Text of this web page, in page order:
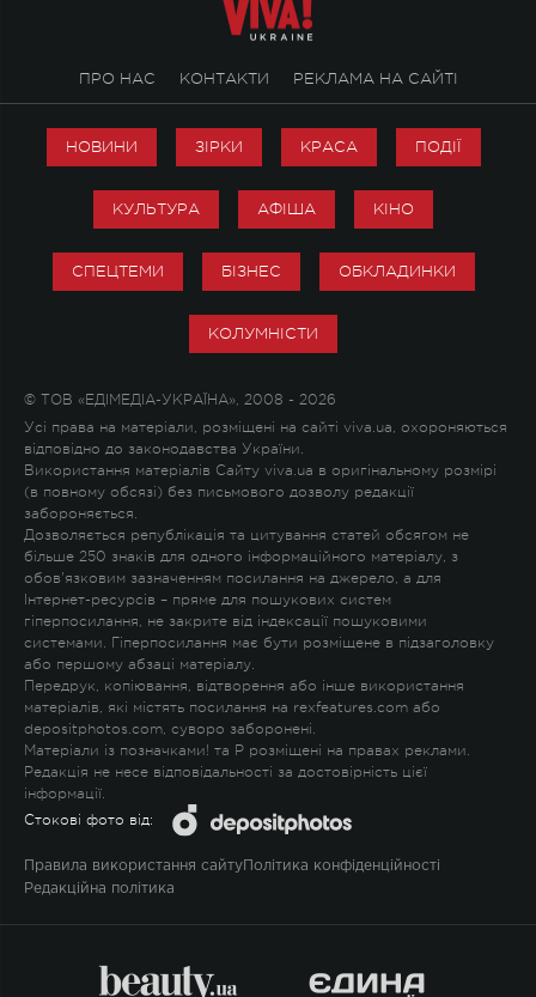
ПРО НАС КОНТАКТИ РЕКЛАМА НА САЙТІ
НОВИНИ ЗІРКИ КРАСА ПОДІЇ
КУЛЬТУРА АФІША КІНО
СПЕЦТЕМИ БІЗНЕС ОБКЛАДИНКИ
КОЛУМНІСТИ
© ТОВ «ЕДІМЕДІА-УКРАЇНА», 2008 - 2026
Усі права на матеріали, розміщені на сайті viva.ua, охороняються
відповідно до законодавства України.
Використання матеріалів Сайту viva.ua в оригінальному розмірі
(в повному обсязі) без письмового дозволу редакції
забороняється.
Дозволяється републікація та цитування статей обсягом не
більше 250 знаків для одного інформаційного матеріалу, з
обов'язковим зазначенням посилання на джерело, а для
Інтернет-ресурсів – пряме для пошукових систем
гіперпосилання, не закрите від індексації пошуковими
системами. Гіперпосилання має бути розміщене в підзаголовку
або першому абзаці матеріалу.
Передрук, копіювання, відтворення або інше використання
матеріалів, які містять посилання на rexfeatures.com або
depositphotos.com, суворо заборонені.
Матеріали із позначками! та P розміщені на правах реклами.
Редакція не несе відповідальності за достовірність цієї
інформації.
Стокові фото від:
Правила використання сайту Політика конфіденційності
Редакційна політика